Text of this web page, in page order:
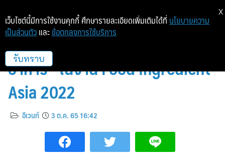
เตรียมพบกับ “นวัตกรรมวัตถุดิบ
อาหาร” ในงาน Food Ingredient
Asia 2022
อีเวนท์ 3 ต.ค. 65 16:42
เว็บไซต์นี้มีการใช้งานคุกกี้ ศึกษารายละเอียดเพิ่มเติมได้ที่ นโยบายความ
เป็นส่วนตัว และ ข้อตกลงการใช้บริการ
รับทราบ
X